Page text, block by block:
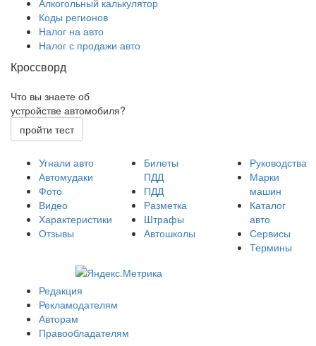
Алкогольный калькулятор
Коды регионов
Налог на авто
Налог с продажи авто
Кроссворд
Что вы знаете об
устройстве автомобиля?
пройти тест
Угнали авто
Автомудаки
Фото
Видео
Характеристики
Отзывы
Билеты
ПДД
ПДД
Разметка
Штрафы
Автошколы
Руководства
Марки
машин
Каталог
авто
Сервисы
Термины
Редакция
Рекламодателям
Авторам
Правообладателям